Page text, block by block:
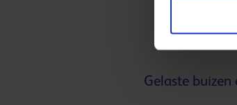
Gelaste buizen